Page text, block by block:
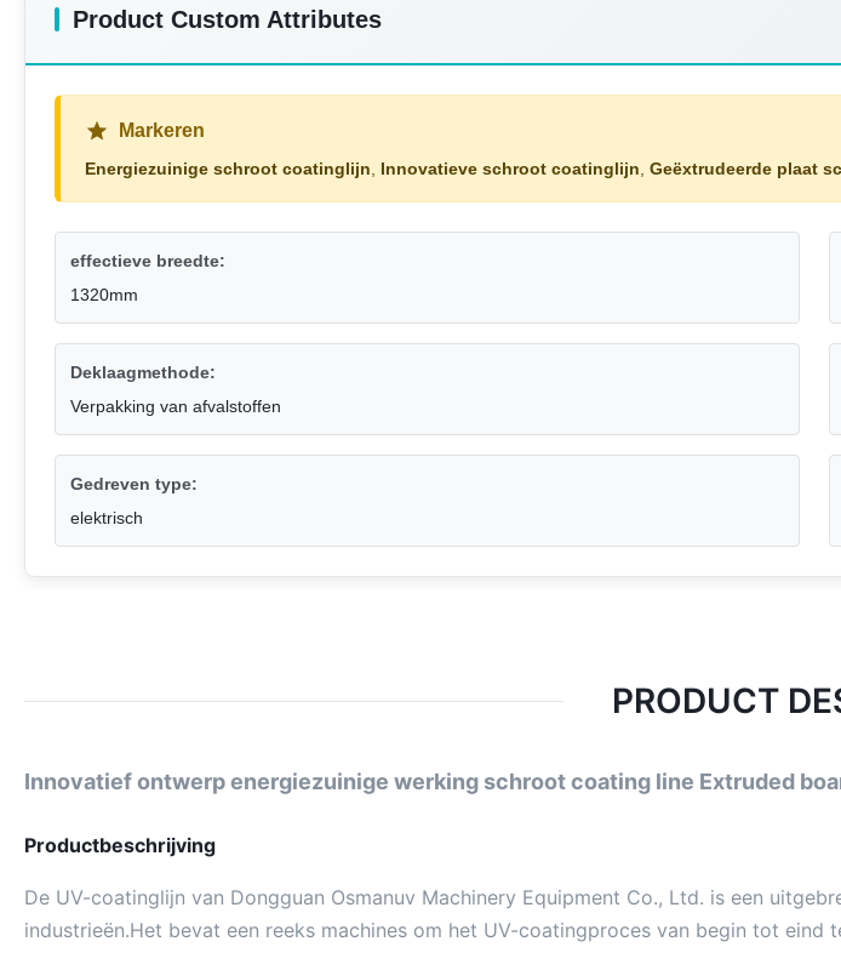
Product Custom Attributes
Markeren
Energiezuinige schroot coatinglijn Innovatieve schroot coatinglijn Geëxtrudeerde plaat
effectieve breedte:
1320mm
Deklaagmethode:
Verpakking van afvalstoffen
Gedreven type:
elektrisch
PRODUCT
Innovatief ontwerp energiezuinige werking schroot coating line Extruded
Productbeschrijving
De UV-coatinglijn van Dongguan Osmanuv Machinery Equipment Co., Ltd. is een
industrieën.Het bevat een reeks machines om het UV-coatingproces van begin tot eind